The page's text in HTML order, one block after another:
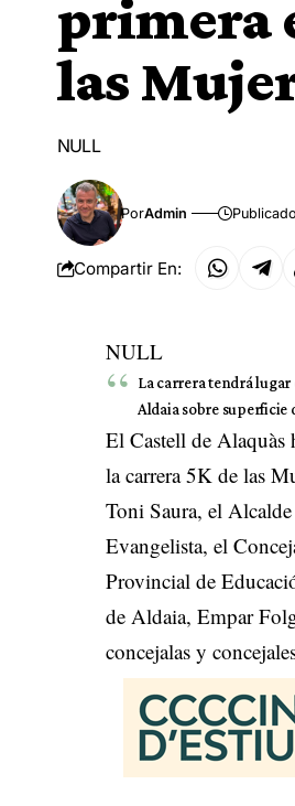
primera
las
NULL
PorAdmin
Compartir En:
NULL
La carrera tendrá
Aldaia sobre superficie
El Castell de Alaquàs
la carrera 5K de las
Toni Saura, el
Evangelista, el
Provincial de
de Aldaia, Empar
concejalas y